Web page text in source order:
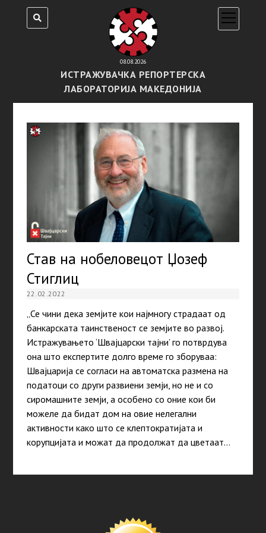
08.08.2026
ИСТРАЖУВАЧКА РЕПОРТЕРСКА
ЛАБОРАТОРИЈА МАКЕДОНИЈА
open
menu
Став на нобеловецот Џозеф
Стиглиц
22.02.2022
„Се чини дека земјите кои најмногу страдаат од
банкарската таинственост се земјите во развој.
Истражувањето ‘Швајцарски тајни’ го потврдува
она што експертите долго време го зборуваа:
Швајцарија се согласи на автоматска размена на
податоци со други развиени земји, но не и со
сиромашните земји, а особено со оние кои би
можеле да бидат дом на овие нелегални
активности како што се клептократијата и
корупцијата и можат да продолжат да цветаат…